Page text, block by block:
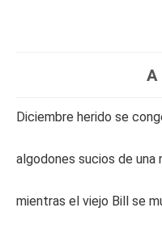
A
Diciembre herido se
algodones sucios de una
mientras el viejo Bill se